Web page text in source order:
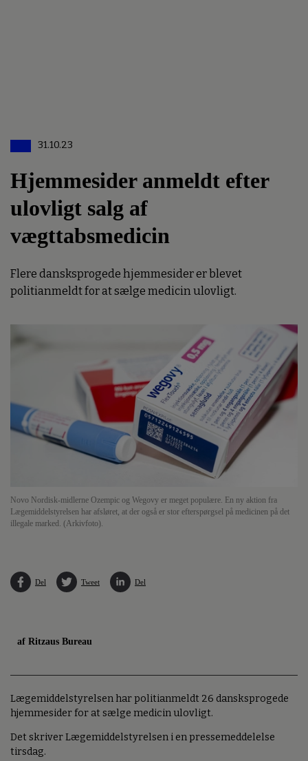
31.10.23
Hjemmesider anmeldt efter
ulovligt salg af
vægttabsmedicin
Flere dansksprogede hjemmesider er blevet
politianmeldt for at sælge medicin ulovligt.
Novo Nordisk-midlerne Ozempic og Wegovy er meget populære. En ny aktion fra
Lægemiddelstyrelsen har afsløret, at der også er stor efterspørgsel på medicinen på det
illegale marked. (Arkivfoto).
Del Tweet Del
af Ritzaus Bureau
Lægemiddelstyrelsen har politianmeldt 26 dansksprogede
hjemmesider for at sælge medicin ulovligt.
Det skriver Lægemiddelstyrelsen i en pressemeddelelse
tirsdag.